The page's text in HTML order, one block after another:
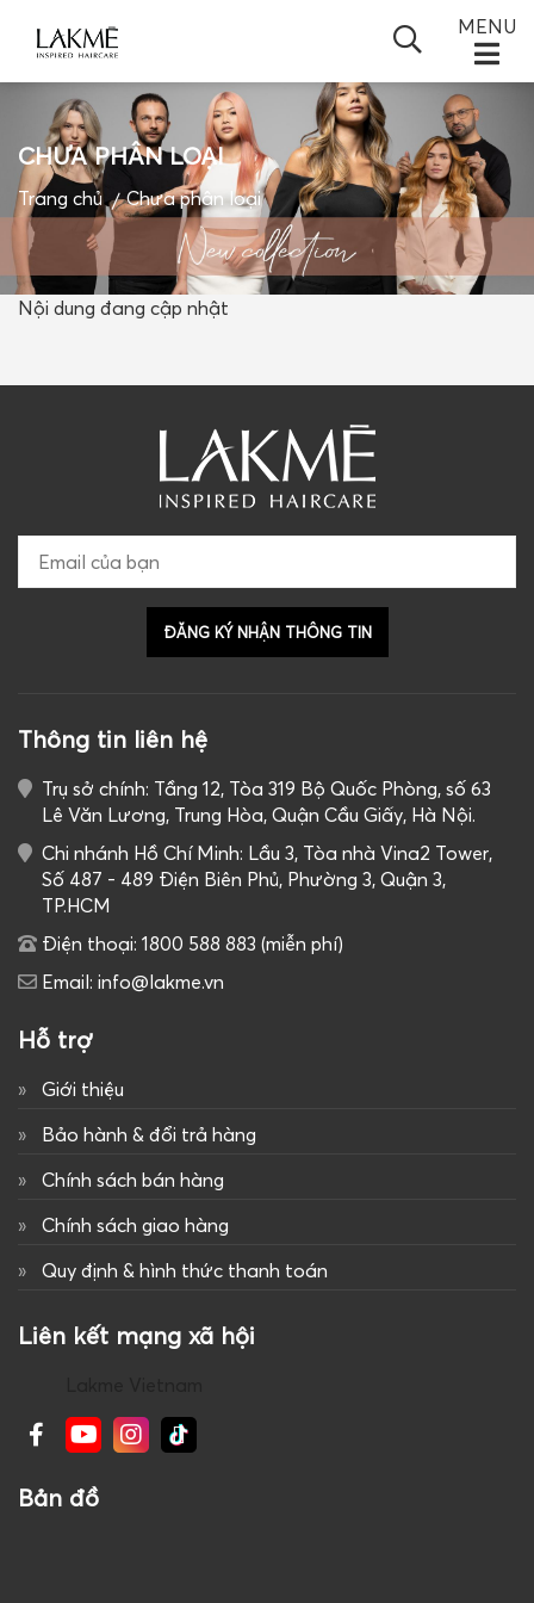
TRANG CHỦ
GIỚI THIỆU
SẢN PHẨM
ĐỐI TÁC
LIÊN HỆ
MENU
Trang chủ Chưa phân loại
CHƯA PHÂN LOẠI
Nội dung đang cập nhật
Thông tin liên hệ
Trụ sở chính: Tầng 12, Tòa 319 Bộ Quốc Phòng, số 63
Lê Văn Lương, Trung Hòa, Quận Cầu Giấy, Hà Nội.
Chi nhánh Hồ Chí Minh: Lầu 3, Tòa nhà Vina2 Tower,
Số 487 - 489 Điện Biên Phủ, Phường 3, Quận 3,
TP.HCM
Điện thoại: 1800 588 883 (miễn phí)
Email: info@lakme.vn
Hỗ trợ
Giới thiệu
Bảo hành & đổi trả hàng
Chính sách bán hàng
Chính sách giao hàng
Quy định & hình thức thanh toán
Liên kết mạng xã hội
Bản đồ